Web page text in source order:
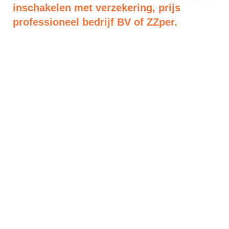
inschakelen met verzekering, prijs
professioneel bedrijf BV of ZZper.